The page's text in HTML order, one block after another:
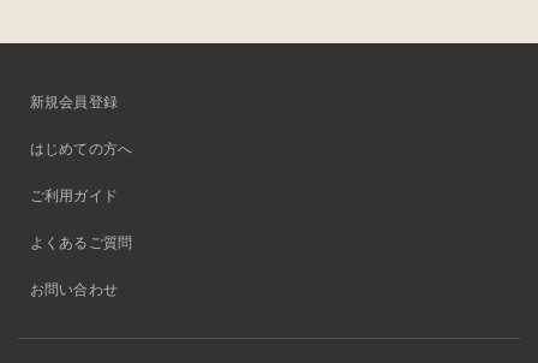
新規会員登録
はじめての方へ
ご利用ガイド
よくあるご質問
お問い合わせ